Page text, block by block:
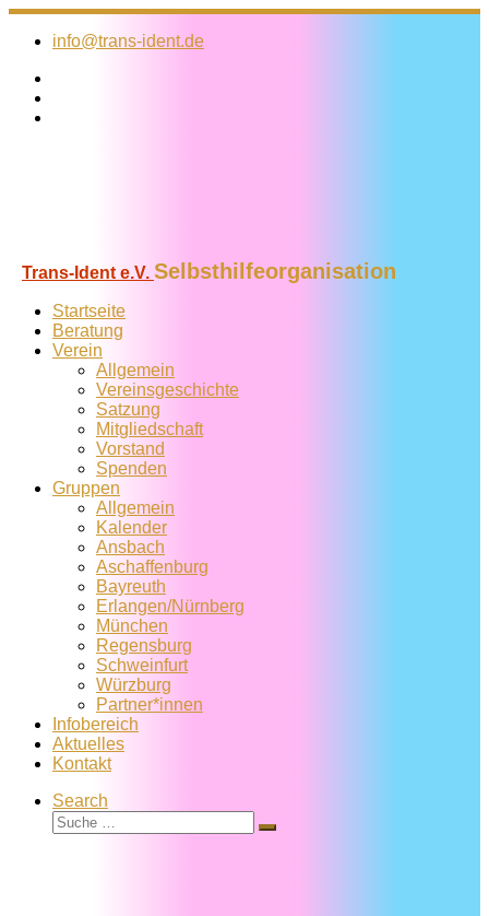
Zum
Inhalt
info@trans-ident.de
Trans-Ident e.V. Selbsthilfeorganisation
Startseite
Beratung
Verein
Allgemein
Vereins­geschichte
Satzung
Mitglied­schaft
Vorstand
Spenden
Gruppen
Allgemein
Kalender
Ansbach
Aschaffenburg
Bayreuth
Erlangen/Nürnberg
München
Regensburg
Schweinfurt
Würzburg
Partner*innen
Infobereich
Aktuelles
Kontakt
Search
Suche
Suche